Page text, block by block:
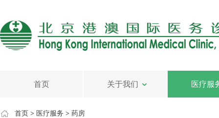
首页 关于我们 医疗服
首页 > 医疗服务 > 药房